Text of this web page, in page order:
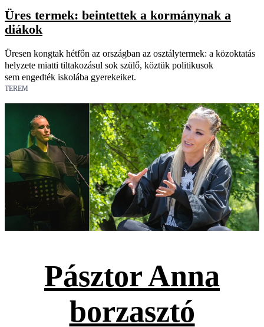
Üres termek: beintettek a kormánynak a
diákok
Üresen kongtak hétfőn az országban az osztálytermek: a közoktatás
helyzete miatti tiltakozásul sok szülő, köztük politikusok
sem engedték iskolába gyerekeiket.
TEREM
Pásztor Anna
borzasztó